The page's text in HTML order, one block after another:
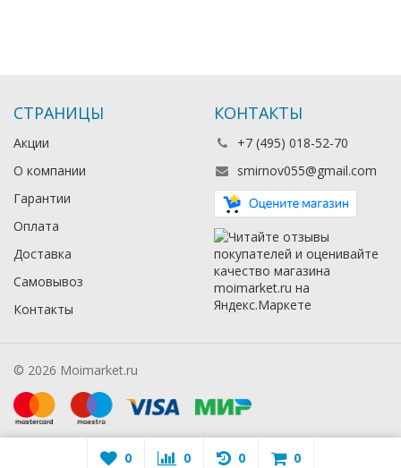
СТРАНИЦЫ
Акции
О компании
Гарантии
Оплата
Доставка
Самовывоз
Контакты
КОНТАКТЫ
+7 (495) 018-52-70
smirnov055@gmail.com
© 2026 Moimarket.ru
0 0 0 0